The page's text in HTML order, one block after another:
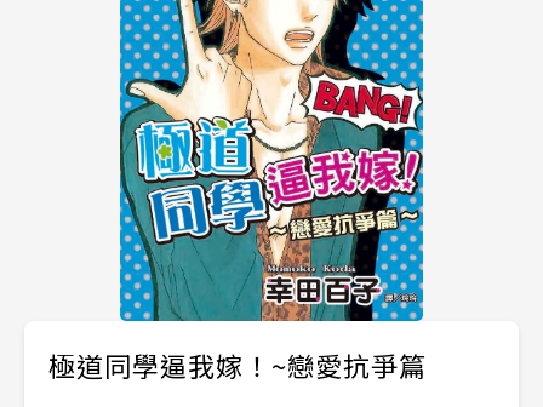
極道同學逼我嫁！~戀愛抗爭篇